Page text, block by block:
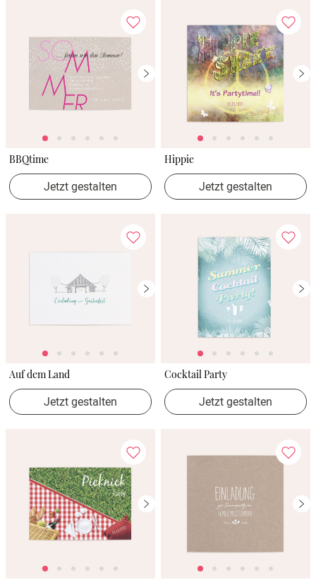
BBQtime
Jetzt gestalten
Hippie
Jetzt gestalten
Auf dem Land
Jetzt gestalten
Cocktail Party
Jetzt gestalten